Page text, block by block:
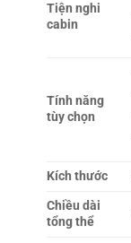
Tiện nghi
cabin
Tính năng
tùy chọn
Kích thước
Chiều dài
tổng thể